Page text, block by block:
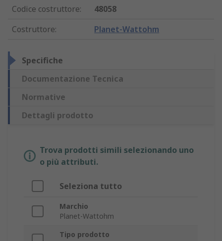
Codice costruttore:
48058
Costruttore: Planet-Wattohm
Specifiche
Documentazione Tecnica
Normative
Dettagli prodotto
Trova prodotti simili selezionando uno
o più attributi.
Seleziona tutto
Marchio
Planet-Wattohm
Tipo prodotto